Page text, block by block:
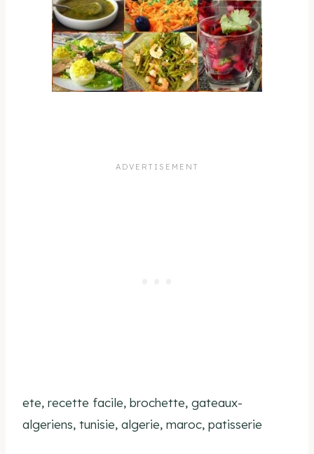
ete, recette facile, brochette, gateaux-
algeriens, tunisie, algerie, maroc, patisserie